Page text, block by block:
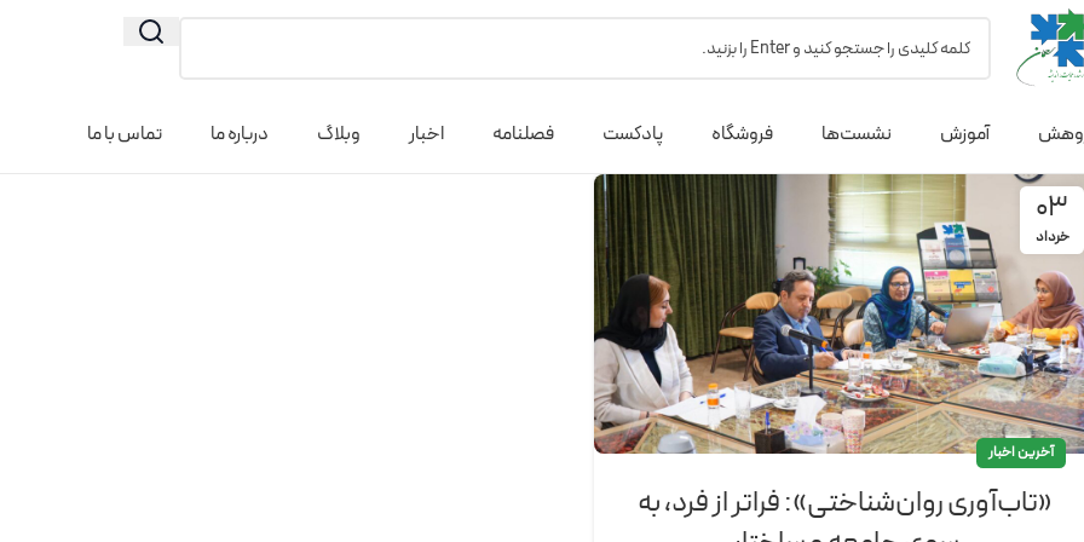
آموزش نشست‌ها فروشگاه پادکست فصلنامه اخبار وبلاگ درباره ما تماس با ما
03
خرداد
آخرین اخبار
«تاب‌آوری روان‌شناختی»: فراتر از فرد، به